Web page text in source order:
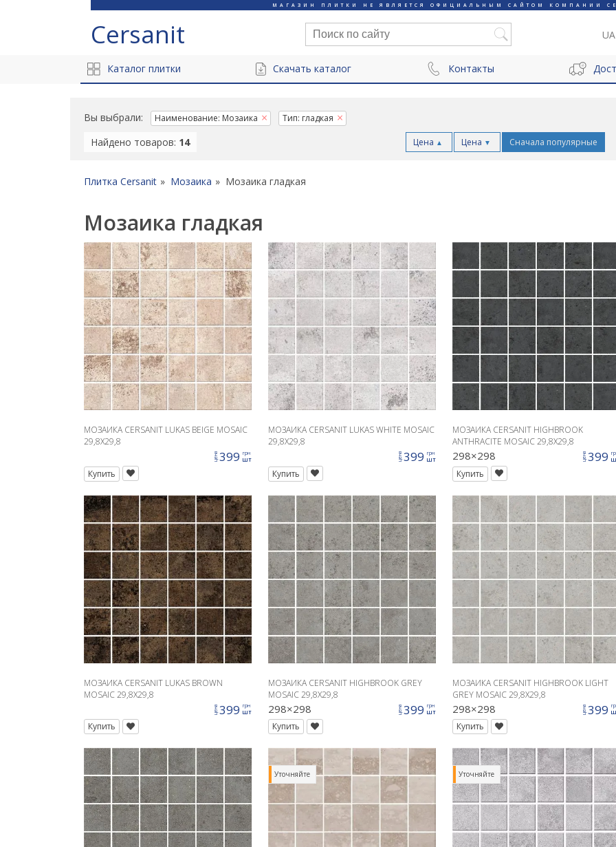
МАГАЗИН ПЛИТКИ НЕ ЯВЛЯЕТСЯ ОФИЦИАЛЬНЫМ САЙТОМ КОМПАНИИ
Cersanit UA
Каталог плитки Скачать каталог Контакты
Вы выбрали: Наименование: Мозаика Тип: гладкая
Найдено товаров: 14 Цена ▲ Цена ▼ Сначала популярные
Плитка Cersanit Мозаика Мозаика гладкая
Мозаика гладкая
МОЗАИКА CERSANIT LUKAS BEIGE MOSAIC
29,8X29,8
цена399 грн
шт
Купить
МОЗАИКА CERSANIT LUKAS WHITE MOSAIC
29,8X29,8
цена399 грн
шт
Купить
МОЗАИКА CERSANIT HIGHBROOK
ANTHRACITE MOSAIC 29,8X29,8
298×298 цена399
Купить
МОЗАИКА CERSANIT LUKAS BROWN
MOSAIC 29,8X29,8
цена 399 грн
шт
Купить
МОЗАИКА CERSANIT HIGHBROOK GREY
MOSAIC 29,8X29,8
298×298 цена 399 грн
шт
Купить
МОЗАИКА CERSANIT HIGHBROOK LIGHT
GREY MOSAIC 29,8X29,8
298×298 цена 399
Купить
Уточняйте Уточняйте